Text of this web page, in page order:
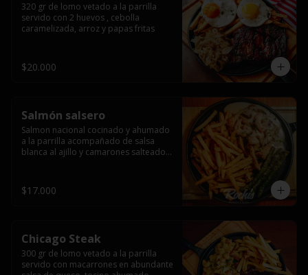
320 gr de lomo vetado a la parrilla
servido con 2 huevos , cebolla
caramelizada, arroz y papas fritas
$20.000
Salmón salsero
Salmon nacional cocinado y ahumado
a la parrilla acompañado de salsa
blanca al ajillo y camarones salteados,
$17.000
Chicago Steak
300 gr de lomo vetado a la parrilla
servido con macarrones en abundante